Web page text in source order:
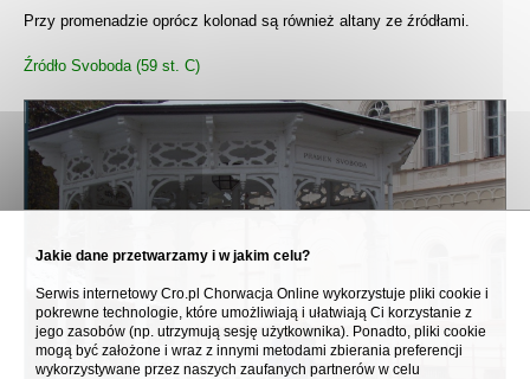
Przy promenadzie oprócz kolonad są również altany ze źródłami.
Źródło Svoboda (59 st. C)
Jakie dane przetwarzamy i w jakim celu?
Serwis internetowy Cro.pl Chorwacja Online wykorzystuje pliki cookie i
pokrewne technologie, które umożliwiają i ułatwiają Ci korzystanie z
jego zasobów (np. utrzymują sesję użytkownika). Ponadto, pliki cookie
mogą być założone i wraz z innymi metodami zbierania preferencji
wykorzystywane przez naszych zaufanych partnerów w celu